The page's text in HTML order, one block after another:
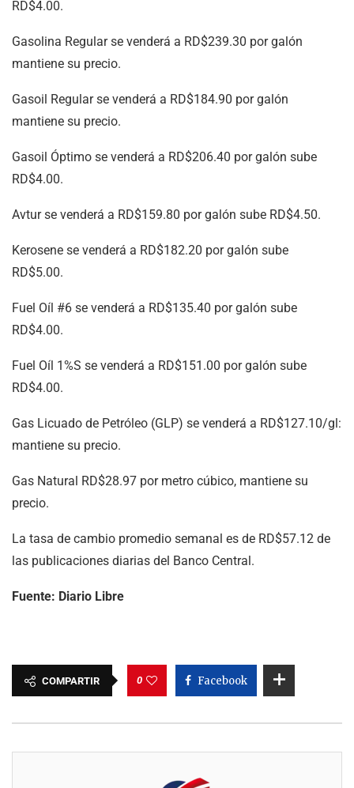
RD$4.00.
Gasolina Regular se venderá a RD$239.30 por galón
mantiene su precio.
Gasoil Regular se venderá a RD$184.90 por galón
mantiene su precio.
Gasoil Óptimo se venderá a RD$206.40 por galón sube
RD$4.00.
Avtur se venderá a RD$159.80 por galón sube RD$4.50.
Kerosene se venderá a RD$182.20 por galón sube
RD$5.00.
Fuel Oíl #6 se venderá a RD$135.40 por galón sube
RD$4.00.
Fuel Oíl 1%S se venderá a RD$151.00 por galón sube
RD$4.00.
Gas Licuado de Petróleo (GLP) se venderá a RD$127.10/gl:
mantiene su precio.
Gas Natural RD$28.97 por metro cúbico, mantiene su
precio.
La tasa de cambio promedio semanal es de RD$57.12 de
las publicaciones diarias del Banco Central.
Fuente: Diario Libre
COMPARTIR 0 Facebook